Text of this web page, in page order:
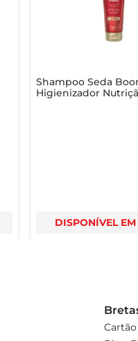
especialmente
frescor e leveza
que desejam um
Shampoo Seda
Higienizador
DISPONÍVEL EM